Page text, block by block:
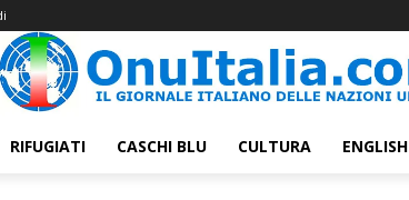
RIFUGIATI CASCHI BLU CULTURA ENGLISH